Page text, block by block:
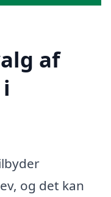
af
og det kan